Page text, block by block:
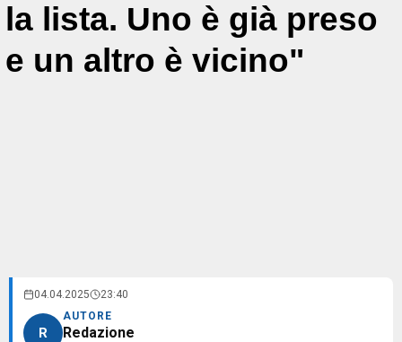
la lista. Uno è già preso
e un altro è vicino"
04.04.2025 23:40
R
AUTORE
Redazione